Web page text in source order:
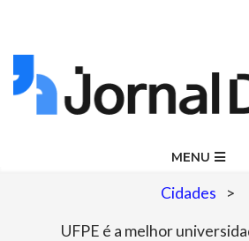
Skip
to
Jornal
Digital
MENU
Cidades >
UFPE é a melhor